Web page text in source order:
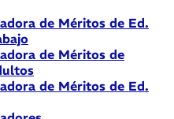
de Méritos de Ed.
de Méritos de
de Méritos de Ed.